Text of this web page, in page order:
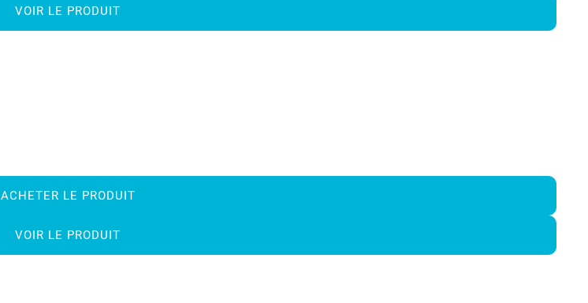
VOIR LE PRODUIT
ACHETER LE PRODUIT
VOIR LE PRODUIT